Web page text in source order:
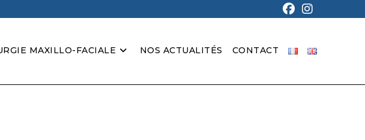
MAXILLO-FACIALE NOS ACTUALITÉS CONTACT